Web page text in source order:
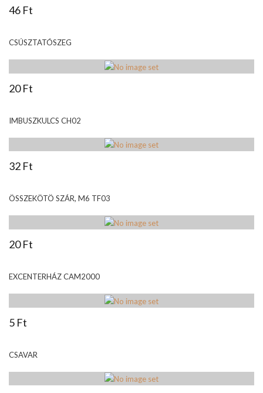
46 Ft
CSÚSZTATÓSZEG
20 Ft
IMBUSZKULCS CH02
32 Ft
ÖSSZEKÖTÖ SZÁR, M6 TF03
20 Ft
EXCENTERHÁZ CAM2000
5 Ft
CSAVAR